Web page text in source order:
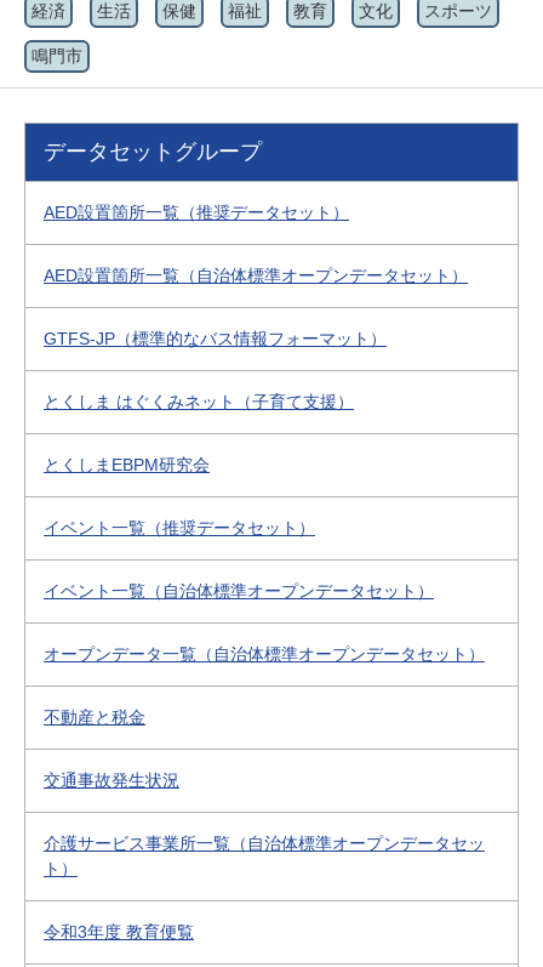
経済 生活 保健 福祉 教育 文化 スポーツ
鳴門市
データセットグループ
AED設置箇所一覧（推奨データセット）
AED設置箇所一覧（自治体標準オープンデータセット）
GTFS-JP（標準的なバス情報フォーマット）
とくしま はぐくみネット（子育て支援）
とくしまEBPM研究会
イベント一覧（推奨データセット）
イベント一覧（自治体標準オープンデータセット）
オープンデータ一覧（自治体標準オープンデータセット）
不動産と税金
交通事故発生状況
介護サービス事業所一覧（自治体標準オープンデータセッ
ト）
令和3年度 教育便覧